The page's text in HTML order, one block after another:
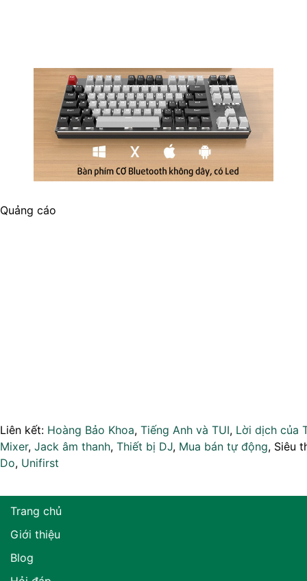
Quảng cáo
Liên kết: Hoàng Bảo Khoa, Tiếng Anh và TUI, Lời dịch của
Mixer, Jack âm thanh, Thiết bị DJ, Mua bán tự động, Siêu
Do, Unifirst
Trang chủ
Giới thiệu
Blog